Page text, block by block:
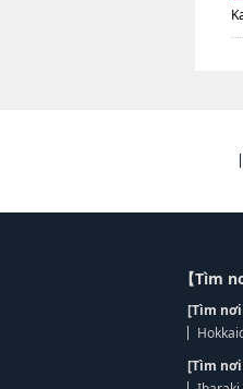
【Tìm
[Tìm nơi
[Tìm